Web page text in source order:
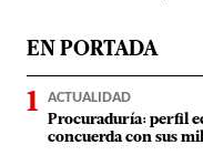
EN PORTADA
ACTUALIDAD
Procuraduría: perfil
concuerda con sus